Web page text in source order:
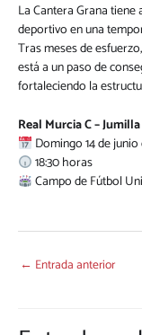
La Cantera Grana
deportivo en una
Tras meses de
está a un paso de
fortaleciendo la
Real Murcia C –
Domingo 14 de
18:30 horas
Campo de Fútbol
← Entrada anterior